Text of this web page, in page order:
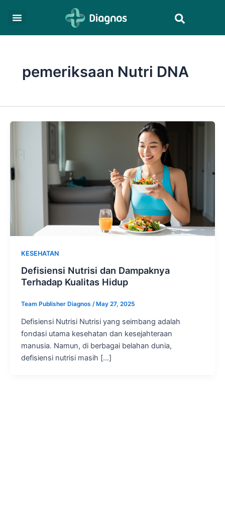
pemeriksaan Nutri DNA
KESEHATAN
Defisiensi Nutrisi dan Dampaknya
Terhadap Kualitas Hidup
Team Publisher Diagnos / May 27, 2025
Defisiensi Nutrisi Nutrisi yang seimbang adalah
fondasi utama kesehatan dan kesejahteraan
manusia. Namun, di berbagai belahan dunia,
defisiensi nutrisi masih […]